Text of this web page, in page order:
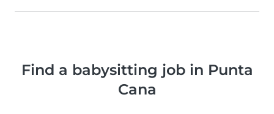
Find a babysitting job in Punta
Cana